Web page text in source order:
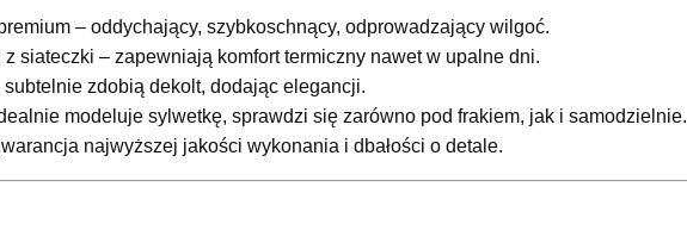
– oddychający, szybkoschnący, odprowadzający wilgoć.
siateczki – zapewniają komfort termiczny nawet w upalne dni.
subtelnie zdobią dekolt, dodając elegancji.
modeluje sylwetkę, sprawdzi się zarówno pod frakiem, jak i samodzielnie.
najwyższej jakości wykonania i dbałości o detale.